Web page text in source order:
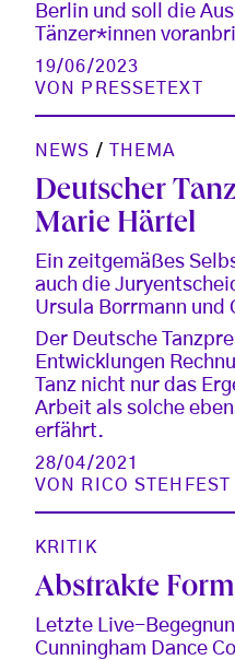
Berlin und soll die
Tänzer*innen
19/06/2023
VON
PRESSETEXT
NEWS / THEMA
Deutscher
Marie Härtel
Ein zeitgemäßes
auch die
Ursula Borrmann und
Der Deutsche
Entwicklungen
Tanz nicht nur das
Arbeit als solche
erfährt.
28/04/2021
VON
RICO STEHFEST
KRITIK
Abstrakte
Letzte Live-
Cunningham Dance